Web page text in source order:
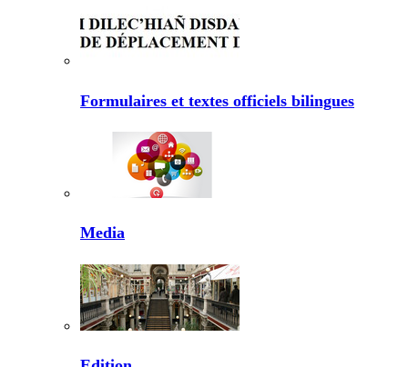
Formulaires et textes officiels bilingues
Media